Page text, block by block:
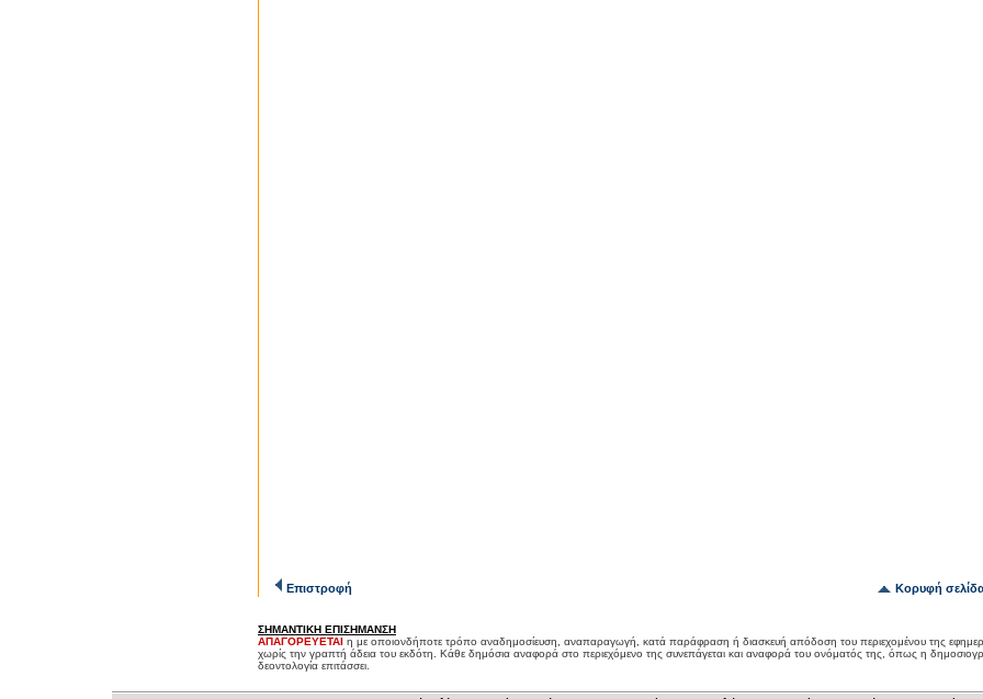
Επιστροφή Κορυφή
ΣΗΜΑΝΤΙΚΗ ΕΠΙΣΗΜΑΝΣΗ
ΑΠΑΓΟΡΕΥΕΤΑΙ η με οποιονδήποτε τρόπο αναδημοσίευση, αναπαραγωγή, κατά παράφραση ή διασκευή απόδοση του περιεχομένου της
χωρίς την γραπτή άδεια του εκδότη. Κάθε δημόσια αναφορά στο περιεχόμενο της συνεπάγεται και αναφορά του ονόματός της, όπως η
δεοντολογία επιτάσσει.